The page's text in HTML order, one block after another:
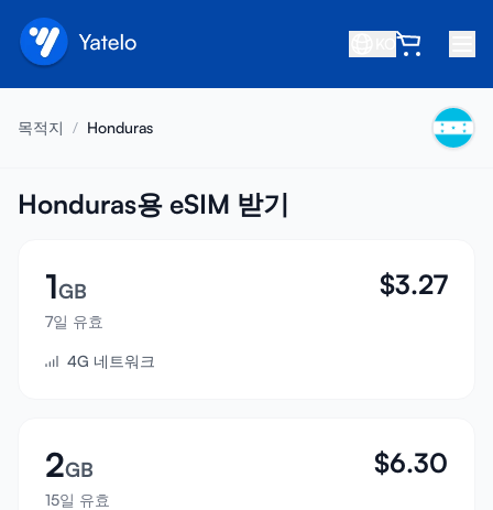
소개
친구 추천
제휴사 되기
고객센터
지원
기기 호환성
목적지 / Honduras
Honduras용 eSIM 받기
1GB
7일 유효
$3.27
4G 네트워크
2GB
15일 유효
$6.30